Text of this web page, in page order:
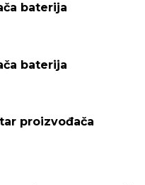
baterija
baterija
proizvođača